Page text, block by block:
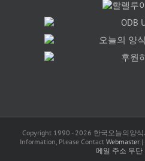
Copyright 1990 - 2026 한국오늘의양식
Information, Please Contact Webmaster|
메일 주소 무단